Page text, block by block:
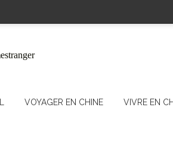
VOYAGER EN CHINE VIVRE EN